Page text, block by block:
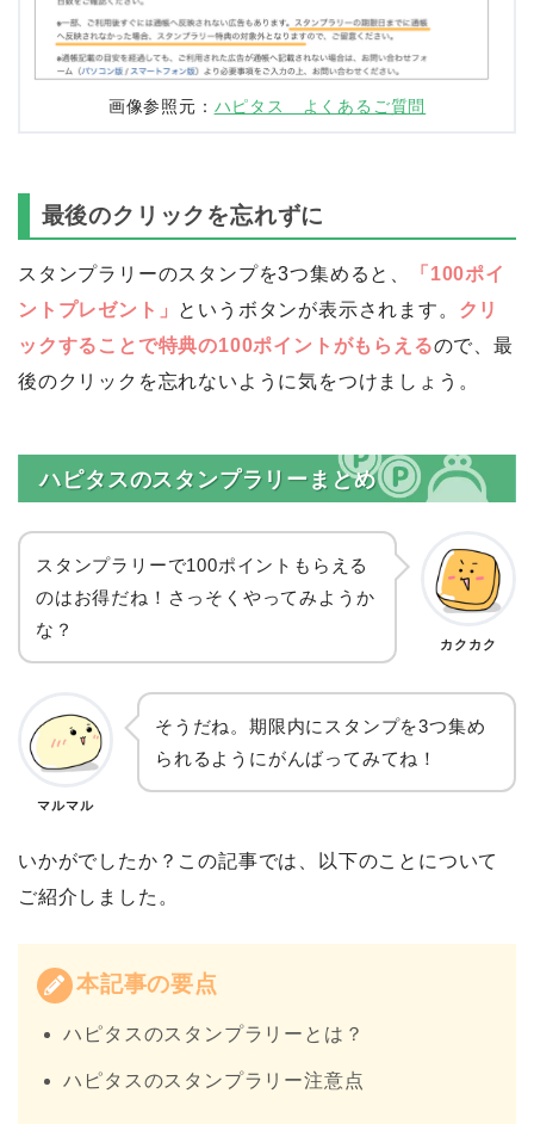
画像参照元： ハピタス よくあるご質問
最後のクリックを忘れずに
スタンプラリーのスタンプを3つ集めると、
「100ポイ
ントプレゼント」 というボタンが表示されます。 クリ
ックすることで特典の100ポイントがもらえるので、最
後のクリックを忘れないように気をつけましょう。
ハピタスのスタンプラリーまとめ
スタンプラリーで100ポイントもらえる
のはお得だね！さっそくやってみようか
な？
カクカク
マルマル
そうだね。期限内にスタンプを3つ集め
られるようにがんばってみてね！
いかがでしたか？この記事では、以下のことについて
ご紹介しました。
本記事の要点
ハピタスのスタンプラリーとは？
ハピタスのスタンプラリー注意点